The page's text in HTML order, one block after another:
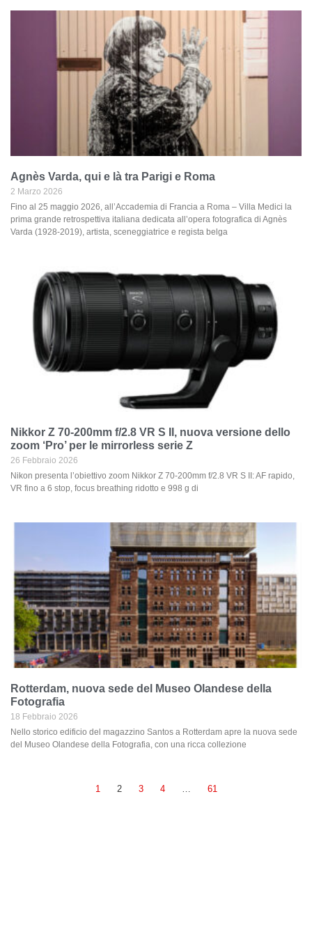
Agnès Varda, qui e là tra Parigi e Roma
2 Marzo 2026
Fino al 25 maggio 2026, all’Accademia di Francia a Roma – Villa Medici la
prima grande retrospettiva italiana dedicata all’opera fotografica di Agnès
Varda (1928-2019), artista, sceneggiatrice e regista belga
Nikkor Z 70-200mm f/2.8 VR S II, nuova versione dello
zoom ‘Pro’ per le mirrorless serie Z
26 Febbraio 2026
Nikon presenta l’obiettivo zoom Nikkor Z 70-200mm f/2.8 VR S II: AF rapido,
VR fino a 6 stop, focus breathing ridotto e 998 g di
Rotterdam, nuova sede del Museo Olandese della
Fotografia
18 Febbraio 2026
Nello storico edificio del magazzino Santos a Rotterdam apre la nuova sede
del Museo Olandese della Fotografia, con una ricca collezione
1 2 3 4 … 61